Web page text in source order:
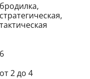
бродилка,
стратегическая,
тактическая
6
от 2 до 4